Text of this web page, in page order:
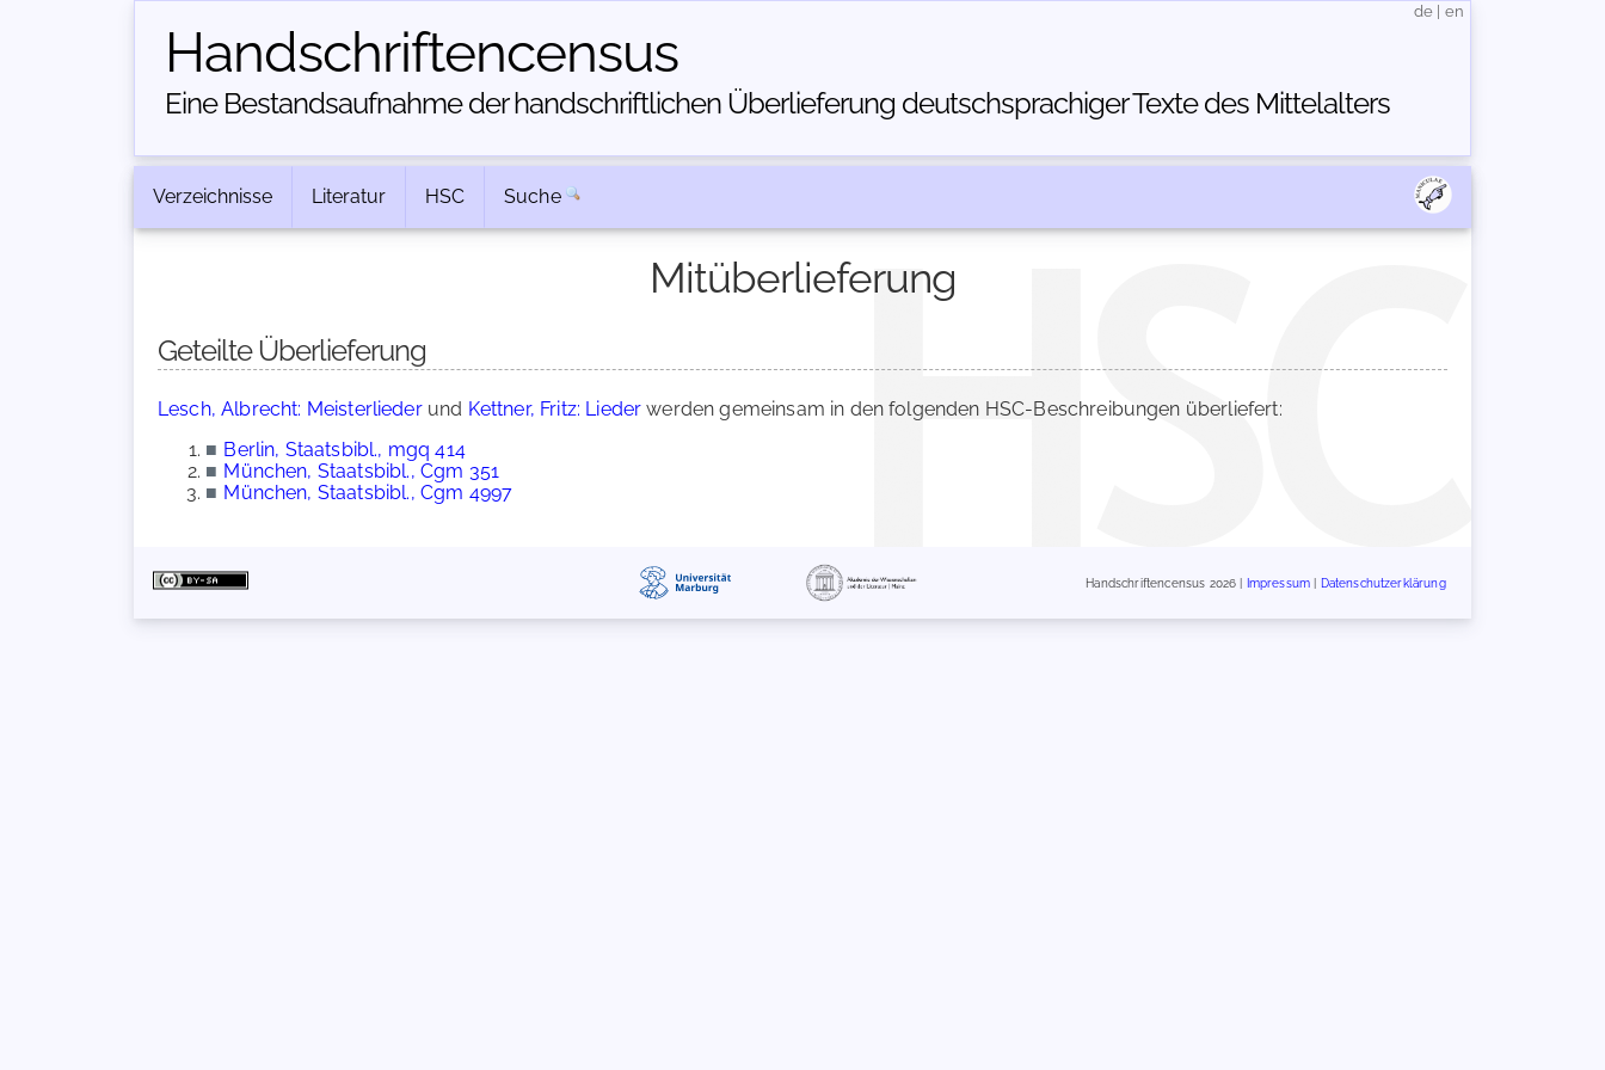
Handschriften­census
Eine Bestandsaufnahme der handschriftlichen Über­lieferung deutschsprachiger Texte des Mittelalters
de en
Verzeichnisse Literatur HSC Suche
Mitüberlieferung
Geteilte Überlieferung
Lesch, Albrecht: Meisterliederund Kettner, Fritz: Lieder werden gemeinsam in den folgenden HSC-Beschreibungen überliefert:
■ Berlin, Staatsbibl., mgq 414
■ München, Staatsbibl., Cgm 351
■ München, Staatsbibl., Cgm 4997
Handschriftencensus 2026 | Impressum Datenschutzerklärung